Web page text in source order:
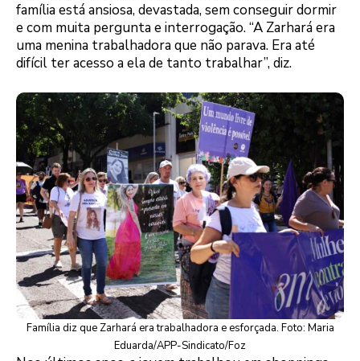
família está ansiosa, devastada, sem conseguir dormir
e com muita pergunta e interrogação. “A Zarhará era
uma menina trabalhadora que não parava. Era até
difícil ter acesso a ela de tanto trabalhar”, diz.
Família diz que Zarhará era trabalhadora e esforçada. Foto: Maria
Eduarda/APP-Sindicato/Foz